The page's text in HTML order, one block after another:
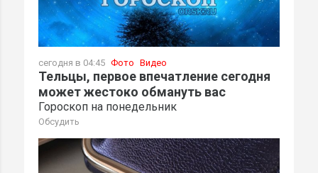
сегодня в 04:45 Фото Видео
Тельцы, первое впечатление сегодня
может жестоко обмануть вас
Гороскоп на понедельник
Обсудить